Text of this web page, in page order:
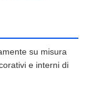
su misura
e interni di